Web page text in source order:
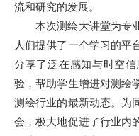
流和研究的发展。
本次测绘大讲堂为专
人们提供了一个学习的平
分享了泛在感知与时空
验，帮助学生增进对测绘
测绘行业的最新动态。为
会，极大地促进了行业内